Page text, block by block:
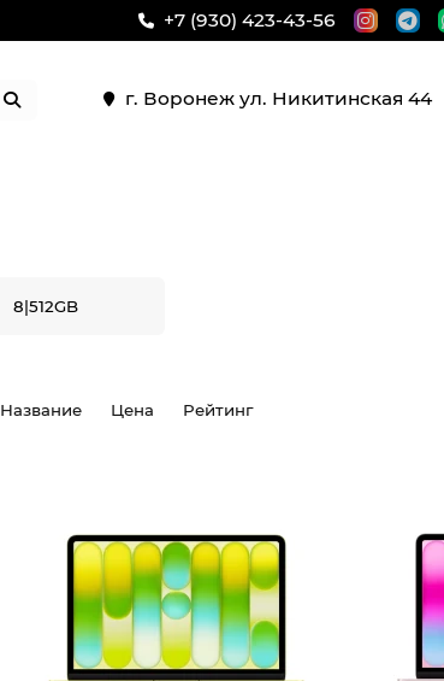
+7 (930) 423-43-56
г. Воронеж ул. Никитинская 44
8|512GB
Название Цена Рейтинг